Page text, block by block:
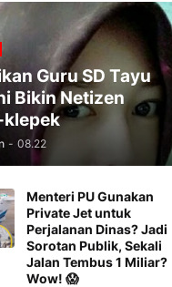
Guru SD Tayu
Bikin Netizen
klepek
- 08.22
Menteri PU Gunakan
Private Jet untuk
Perjalanan Dinas? Jadi
Sorotan Publik, Sekali
Jalan Tembus 1 Miliar?
Wow! 😱